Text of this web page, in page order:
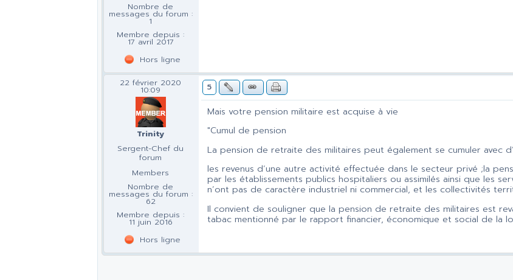
Nombre de
messages du forum :
1
Membre depuis :
17 avril 2017
Hors ligne
22 février 2020
10:09
Trinity
Sergent-Chef du
forum
Members
Nombre de
messages du forum :
62
Membre depuis :
11 juin 2016
Hors ligne
5
Mais votre pension militaire est acquise à vie
"Cumul de pension
La pension de retraite des militaires peut également se cumuler avec
les revenus d’une autre activité effectuée dans le secteur privé ;la
par les établissements publics hospitaliers ou assimilés ainsi que les
n’ont pas de caractère industriel ni commercial, et les collectivités
Il convient de souligner que la pension de retraite des militaires est
tabac mentionné par le rapport financier, économique et social de la